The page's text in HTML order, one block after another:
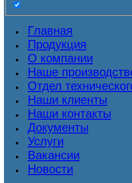
Главная
Продукция
О компании
Наше
Отдел
Наши клиенты
Наши контакты
Документы
Услуги
Вакансии
Новости